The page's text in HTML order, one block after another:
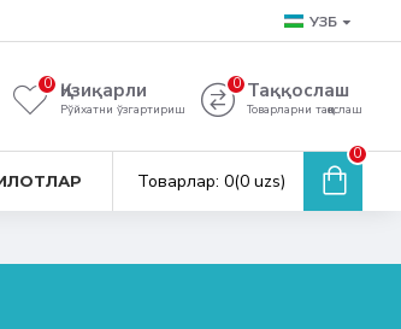
УЗБ
Қизиқарли
Рўйхатни ўзгартириш
0 Таққослаш
Товарларни таққослаш
0
Товарлар: 0(0 uzs)
0